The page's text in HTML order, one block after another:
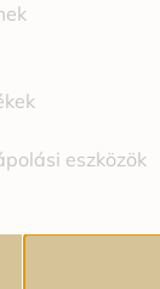
eszközök